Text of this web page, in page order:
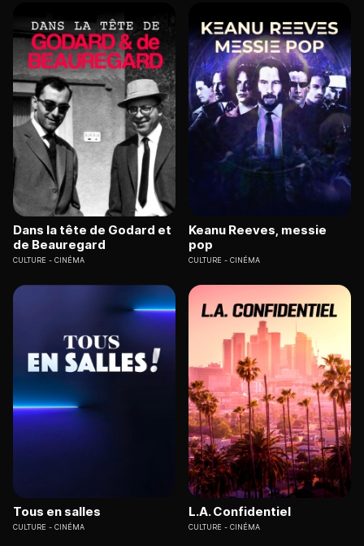
Dans la tête de Godard et
de Beauregard
CULTURE CINÉMA
Keanu Reeves, messie
pop
CULTURE CINÉMA
Tous en salles
CULTURE CINÉMA
L.A. Confidentiel
CULTURE CINÉMA